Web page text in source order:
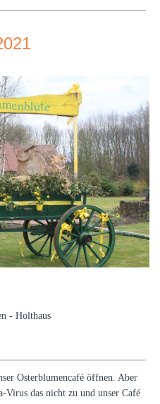
- Holthaus
Osterblumencafé öffnen. Aber
Virus das nicht zu und unser Café